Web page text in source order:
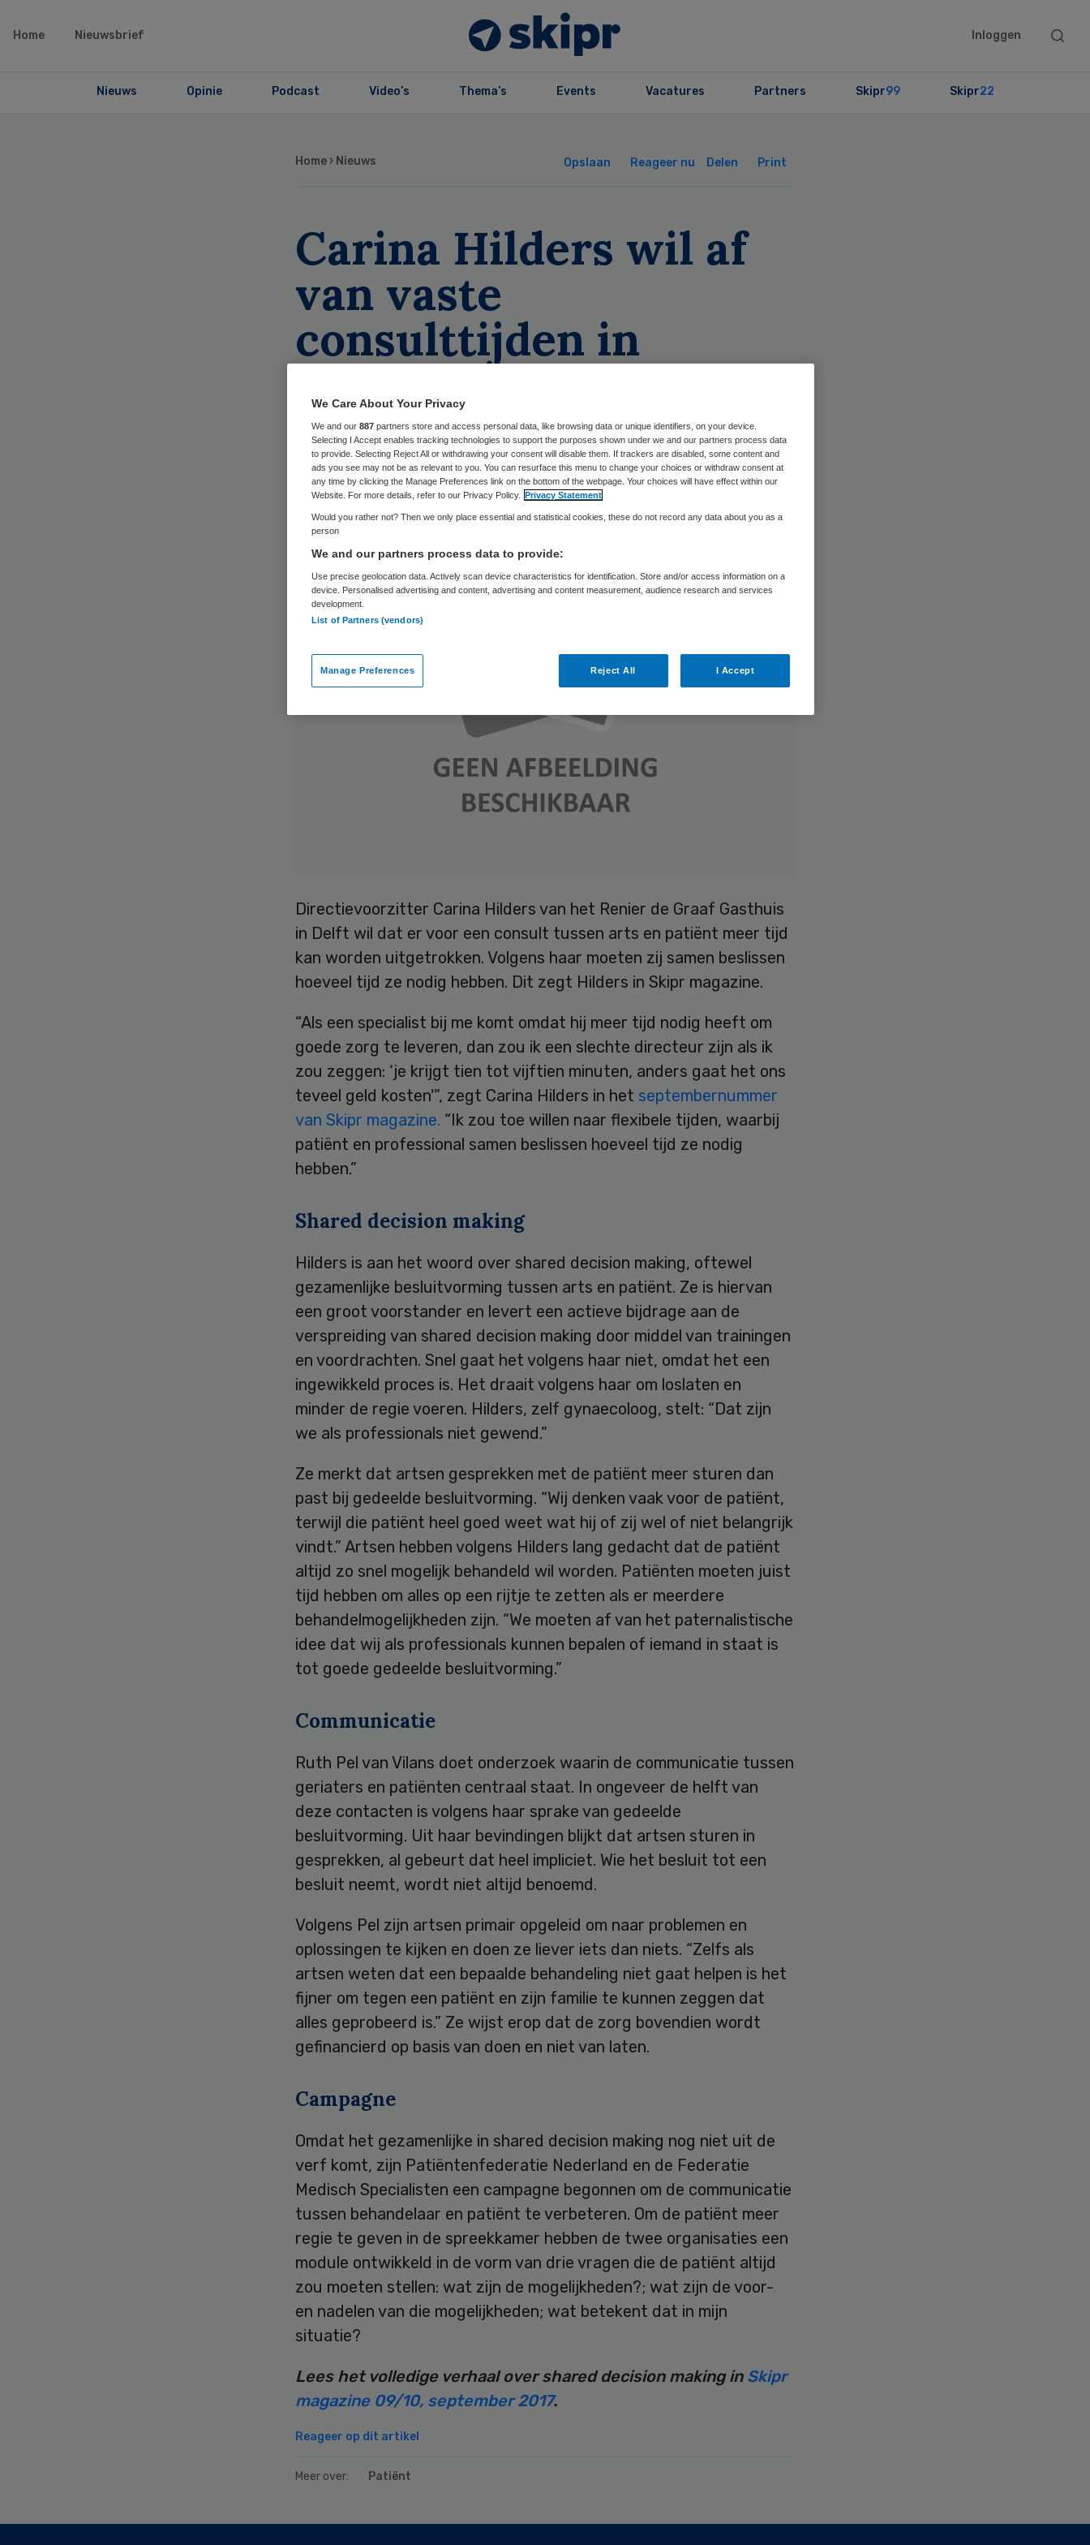
Home Nieuwsbrief Inloggen
Search
Nieuws Opinie Podcast Video’s Thema’s Events Vacatures Partners Skipr99 Skipr22
Home › Nieuws Opslaan Reageer nu Delen Print
Carina Hilders wil af
van vaste
consulttijden in
spreekkamer
Skipr Redactie 22 september 2017,12:30 139 keer gelezen
Directievoorzitter Carina Hilders van het Renier de Graaf Gasthuis
in Delft wil dat er voor een consult tussen arts en patiënt meer tijd
kan worden uitgetrokken. Volgens haar moeten zij samen beslissen
hoeveel tijd ze nodig hebben. Dit zegt Hilders in Skipr magazine.
“Als een specialist bij me komt omdat hij meer tijd nodig heeft om
goede zorg te leveren, dan zou ik een slechte directeur zijn als ik
zou zeggen: ‘je krijgt tien tot vijftien minuten, anders gaat het ons
teveel geld kosten'”, zegt Carina Hilders in het septembernummer
van Skipr magazine. “Ik zou toe willen naar flexibele tijden, waarbij
patiënt en professional samen beslissen hoeveel tijd ze nodig
hebben.”
Shared decision making
Hilders is aan het woord over shared decision making, oftewel
gezamenlijke besluitvorming tussen arts en patiënt. Ze is hiervan
een groot voorstander en levert een actieve bijdrage aan de
verspreiding van shared decision making door middel van trainingen
en voordrachten. Snel gaat het volgens haar niet, omdat het een
ingewikkeld proces is. Het draait volgens haar om loslaten en
minder de regie voeren. Hilders, zelf gynaecoloog, stelt: “Dat zijn
we als professionals niet gewend.”
Ze merkt dat artsen gesprekken met de patiënt meer sturen dan
past bij gedeelde besluitvorming. “Wij denken vaak voor de patiënt,
terwijl die patiënt heel goed weet wat hij of zij wel of niet belangrijk
vindt.” Artsen hebben volgens Hilders lang gedacht dat de patiënt
altijd zo snel mogelijk behandeld wil worden. Patiënten moeten juist
tijd hebben om alles op een rijtje te zetten als er meerdere
behandelmogelijkheden zijn. “We moeten af van het paternalistische
idee dat wij als professionals kunnen bepalen of iemand in staat is
tot goede gedeelde besluitvorming.”
Communicatie
Ruth Pel van Vilans doet onderzoek waarin de communicatie tussen
geriaters en patiënten centraal staat. In ongeveer de helft van
deze contacten is volgens haar sprake van gedeelde
besluitvorming. Uit haar bevindingen blijkt dat artsen sturen in
gesprekken, al gebeurt dat heel impliciet. Wie het besluit tot een
besluit neemt, wordt niet altijd benoemd.
Volgens Pel zijn artsen primair opgeleid om naar problemen en
oplossingen te kijken en doen ze liever iets dan niets. “Zelfs als
artsen weten dat een bepaalde behandeling niet gaat helpen is het
fijner om tegen een patiënt en zijn familie te kunnen zeggen dat
alles geprobeerd is.” Ze wijst erop dat de zorg bovendien wordt
gefinancierd op basis van doen en niet van laten.
Campagne
Omdat het gezamenlijke in shared decision making nog niet uit de
verf komt, zijn Patiëntenfederatie Nederland en de Federatie
Medisch Specialisten een campagne begonnen om de communicatie
tussen behandelaar en patiënt te verbeteren. Om de patiënt meer
regie te geven in de spreekkamer hebben de twee organisaties een
module ontwikkeld in de vorm van drie vragen die de patiënt altijd
zou moeten stellen: wat zijn de mogelijkheden?; wat zijn de voor-
en nadelen van die mogelijkheden; wat betekent dat in mijn
situatie?
Lees het volledige verhaal over shared decision making in Skipr
magazine 09/10, september 2017.
Reageer op dit artikel
Meer over: Patiënt
Secondary
We Care About Your Privacy
We and our 887 partners store and access personal data, like browsing data or unique identifiers, on your device.
Selecting I Accept enables tracking technologies to support the purposes shown under we and our partners process data
to provide. Selecting Reject All or withdrawing your consent will disable them. If trackers are disabled, some content and
ads you see may not be as relevant to you. You can resurface this menu to change your choices or withdraw consent at
any time by clicking the Manage Preferences link on the bottom of the webpage. Your choices will have effect within our
Website. For more details, refer to our Privacy Policy. Privacy Statement
Would you rather not? Then we only place essential and statistical cookies, these do not record any data about you as a
person
We and our partners process data to provide:
Use precise geolocation data. Actively scan device characteristics for identification. Store and/or access information on a
device. Personalised advertising and content, advertising and content measurement, audience research and services
development.
List of Partners (vendors)
Manage Preferences Reject All I Accept